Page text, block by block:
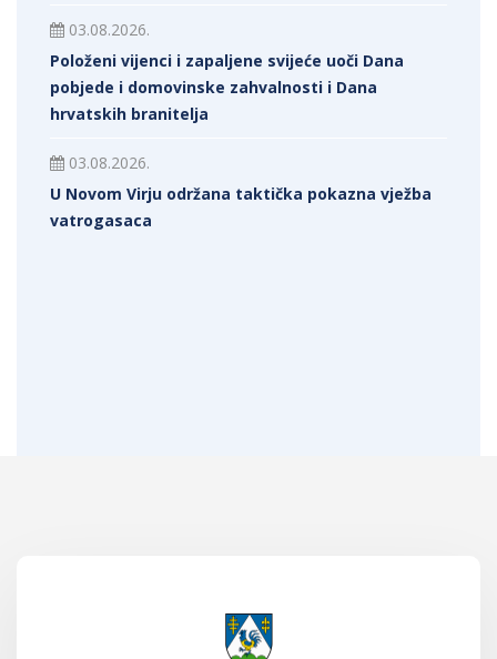
03.08.2026.
Položeni vijenci i zapaljene svijeće uoči Dana
pobjede i domovinske zahvalnosti i Dana
hrvatskih branitelja
03.08.2026.
U Novom Virju održana taktička pokazna vježba
vatrogasaca